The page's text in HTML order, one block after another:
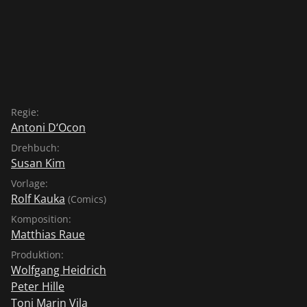
Regie:
Antoni D‘Ocon
Drehbuch:
Susan Kim
Vorlage:
Rolf Kauka (Comics)
Komposition:
Matthias Raue
Produktion:
Wolfgang Heidrich
Peter Hille
Toni Marin Vila